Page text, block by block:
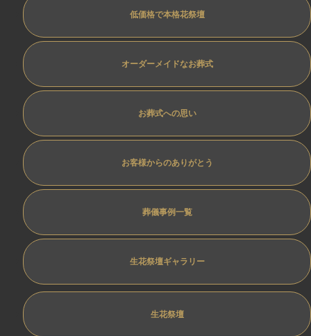
低価格で本格花祭壇
オーダーメイドなお葬式
お葬式への思い
お客様からのありがとう
葬儀事例一覧
生花祭壇ギャラリー
生花祭壇